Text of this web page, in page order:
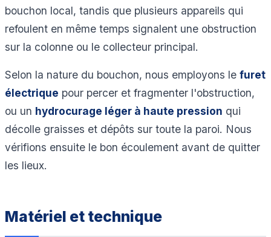
bouchon local, tandis que plusieurs appareils qui
refoulent en même temps signalent une obstruction
sur la colonne ou le collecteur principal.
Selon la nature du bouchon, nous employons le furet
électrique pour percer et fragmenter l'obstruction,
ou un hydrocurage léger à haute pression qui
décolle graisses et dépôts sur toute la paroi. Nous
vérifions ensuite le bon écoulement avant de quitter
les lieux.
Matériel et technique